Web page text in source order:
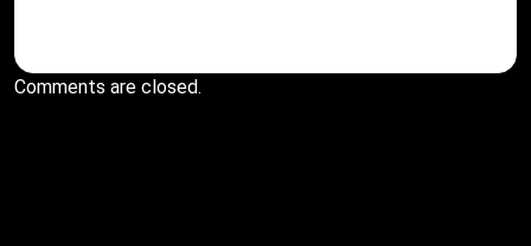
Comments are closed.